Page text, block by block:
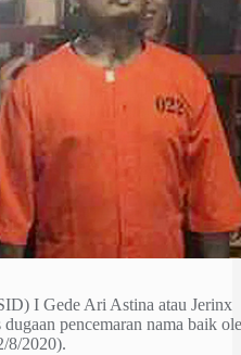
I Gede Ari Astina atau Jerinx
pencemaran nama baik
8/2020).